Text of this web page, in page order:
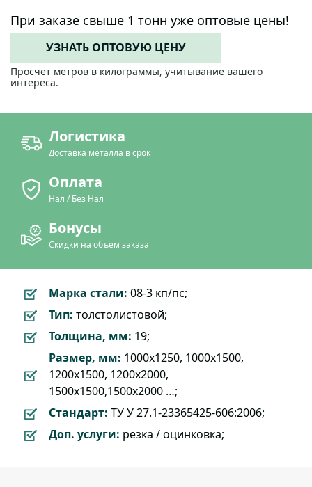
При заказе свыше 1 тонн уже оптовые цены!
УЗНАТЬ ОПТОВУЮ ЦЕНУ
Просчет метров в килограммы, учитывание вашего
интереса.
Логистика
Доставка металла в срок
Оплата
Нал / Без Нал
Бонусы
Скидки на объем заказа
Марка стали: 08-3 кп/пс;
Тип: толстолистовой;
Толщина, мм: 19;
Размер, мм: 1000х1250, 1000х1500,
1200х1500, 1200х2000,
1500х1500,1500х2000 …;
Стандарт: ТУ У 27.1-23365425-606:2006;
Доп. услуги: резка / оцинковка;